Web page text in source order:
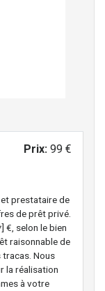
Prix: 99 €
et prestataire de
de prêt privé.
€, selon le bien
raisonnable de
tracas. Nous
la réalisation
à votre